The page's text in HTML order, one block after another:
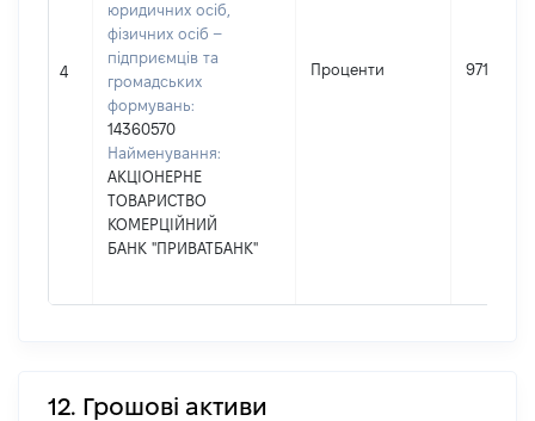
4
юридичних осіб,
фізичних осіб –
підприємців та
громадських
формувань:
14360570
Найменування:
АКЦІОНЕРНЕ
ТОВАРИСТВО
КОМЕРЦІЙНИЙ
БАНК "ПРИВАТБАНК"
Проценти 971
12. Грошові активи